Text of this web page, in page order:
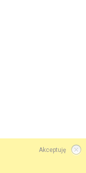
Akceptuję